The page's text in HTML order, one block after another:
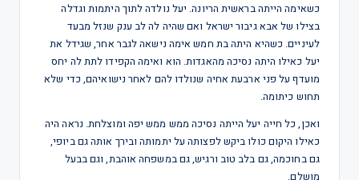
כשאימה הייתה בראשית הריונה. יעל נולדה לתוך היתמות וגדלה
בצילו של אבא גיבור ישראל ואם שהיה לה לב ענק שנזל מבעד
לעיניים. כשהיא היתה בת חמש אימה נישאה לגבר אחר, שגידל את
יעל כאילו היתה נסיכה מהאגדות. הוא ואימה הקפידו לתת לה יחס
מועדף על פני ארבעת אחיה שנולדו להם לאחר נישואיהם, כדי שלא
תחוש כיתומה.
ואכן, כל חייה יעל הייתה נסיכה ממש ממש יפה ומוצלחת. נראה היה
כאילו היקום כולו ביקש לפצותה על יתמותה ובירך אותה גם ביופי,
גם בחוכמה, גם בלב טוב ורגיש, גם במשפחה אוהבת, וגם בבעל
מושלם.